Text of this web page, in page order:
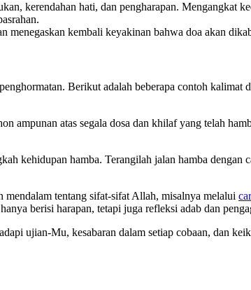
kerendahan hati, dan pengharapan. Mengangkat
menegaskan kembali keyakinan bahwa doa akan
Berikut adalah beberapa contoh kalimat
ampunan atas segala dosa dan khilaf yang telah
kehidupan hamba. Terangilah jalan hamba dengan
mendalam tentang sifat-sifat Allah, misalnya melalui
berisi harapan, tetapi juga refleksi adab dan
ujian-Mu, kesabaran dalam setiap cobaan, dan